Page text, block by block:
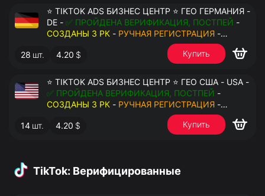
⭐ TIKTOK ADS БИЗНЕС ЦЕНТР ⭐ ГЕО ГЕРМАНИЯ -
DE - ✅ ПРОЙДЕНА ВЕРИФИКАЦИЯ, ПОСТПЕЙ -
СОЗДАНЫ 3 РК - РУЧНАЯ РЕГИСТРАЦИЯ -
ДОСТУП К ПОЧТЕ - КУКИ - ВАТ ЗАПОЛНЕН -
ПЕРЕДАЧА В АНТИДЕТЕКТ
28 шт. 4.20 $ Купить
⭐ TIKTOK ADS БИЗНЕС ЦЕНТР ⭐ ГЕО США - USA -
✅ ПРОЙДЕНА ВЕРИФИКАЦИЯ, ПОСТПЕЙ -
СОЗДАНЫ 3 РК - РУЧНАЯ РЕГИСТРАЦИЯ -
ДОСТУП К ПОЧТЕ - КУКИ - ВАТ ЗАПОЛНЕН -
ПЕРЕДАЧА В АНТИДЕТЕКТ
14 шт. 4.20 $ Купить
TikTok: Верифицированные